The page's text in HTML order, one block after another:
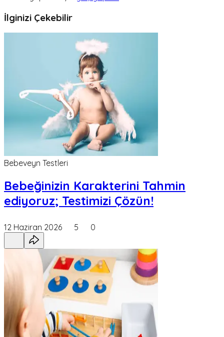
İlginizi Çekebilir
Bebeveyn Testleri
Bebeğinizin Karakterini Tahmin
ediyoruz; Testimizi Çözün!
12 Haziran 2026 5 0